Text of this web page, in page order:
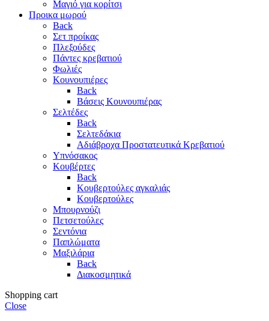
Μαγιό για κορίτσι
Προικα μωρού
Back
Σετ προίκας
Πλεξούδες
Πάντες κρεβατιού
Φωλιές
Κουνουπιέρες
Back
Βάσεις Κουνουπιέρας
Σελτέδες
Back
Σελτεδάκια
Αδιάβροχα Προστατευτικά Κρεβατιού
Υπνόσακος
Κουβέρτες
Back
Κουβερτούλες αγκαλιάς
Κουβερτούλες
Μπουρνούζι
Πετσετούλες
Σεντόνια
Παπλώματα
Μαξιλάρια
Back
Διακοσμητικά
Shopping cart
Close